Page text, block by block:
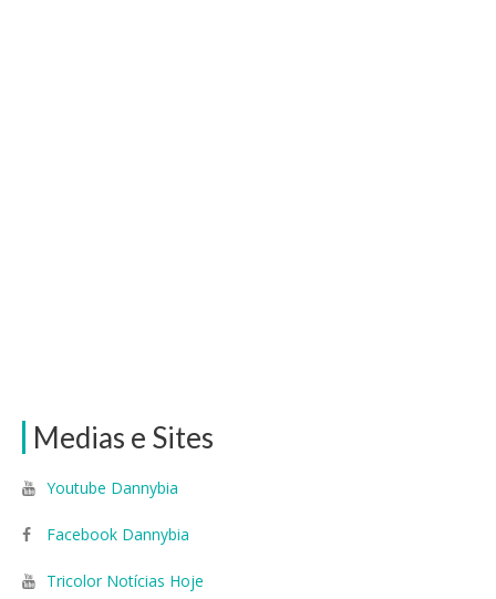
Medias e Sites
Youtube Dannybia
Facebook Dannybia
Tricolor Notícias Hoje